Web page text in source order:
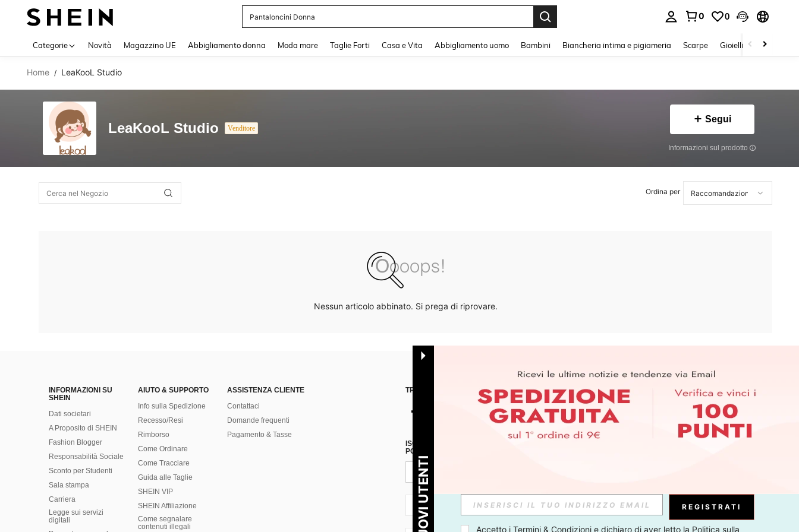
Pantaloncini Donna
0 0
Categorie Novità Magazzino UE Abbigliamento donna Moda mare Taglie Forti Casa e Vita Abbigliamento uomo Bambini Biancheria intima e pigiameria Scarpe Gioielli E Accessori
Home / LeaKooL Studio
LeaKooL Studio Venditore
Segui
Informazioni sul prodotto
Ordina per
Nessun articolo abbinato. Si prega di riprovare.
INFORMAZIONI SU
SHEIN
Dati societari
A Proposito di SHEIN
Fashion Blogger
Responsabilità Sociale
Sconto per Studenti
Sala stampa
Carriera
Legge sui servizi
digitali
AIUTO & SUPPORTO
Info sulla Spedizione
Recesso/Resi
Rimborso
Come Ordinare
Come Tracciare
Guida alle Taglie
SHEIN VIP
SHEIN Affiliazione
Come segnalare
contenuti illegali
ASSISTENZA CLIENTE
Contattaci
Domande frequenti
Pagamento & Tasse
TROVACI SU APP
ISCRIVITI ALLA NOSTRA NEWSLETTER PER SCOPRIRE LE ULTIME TENDENZE IN ANTEPRIMA! (È
POSSIBILE ANNULLARE LA SOTTOSCRIZIONE IN QUALSIASI MOMENTO).
IT + 39 Abbonati
REGISTRATI
Accetto i Termini & Condizioni e dichiaro di aver letto la Politica sulla